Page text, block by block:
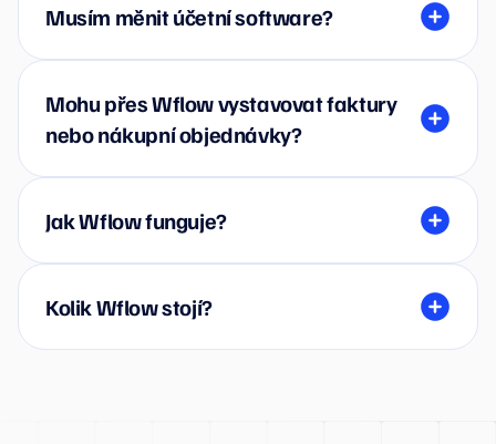
Musím měnit účetní software?
Mohu přes Wflow vystavovat faktury
nebo nákupní objednávky?
Jak Wflow funguje?
Kolik Wflow stojí?